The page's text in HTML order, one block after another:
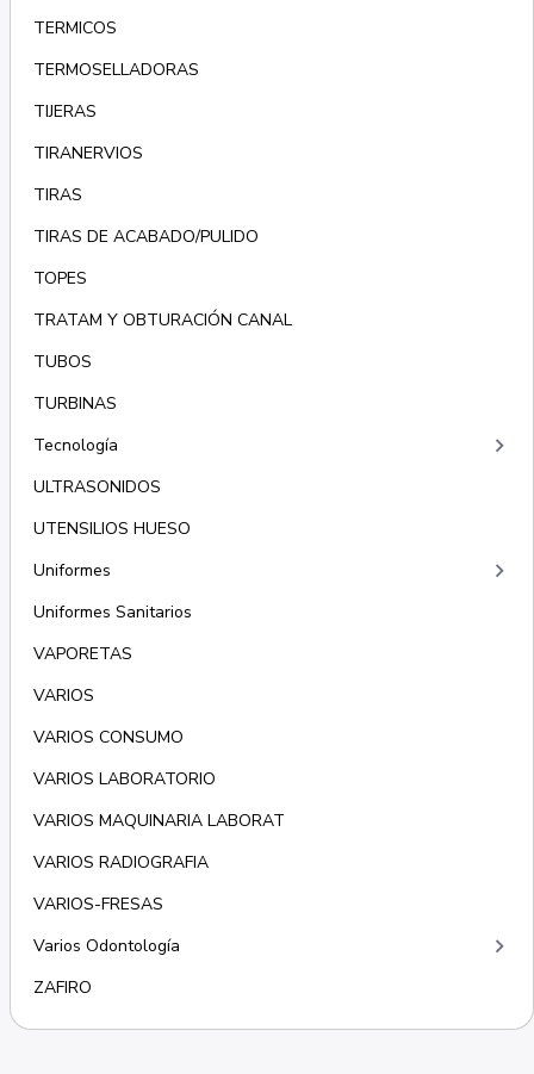
TERMICOS
TERMOSELLADORAS
TIJERAS
TIRANERVIOS
TIRAS
TIRAS DE ACABADO/PULIDO
TOPES
TRATAM Y OBTURACIÓN CANAL
TUBOS
TURBINAS
Tecnología
keyboard_arrow_right
ULTRASONIDOS
UTENSILIOS HUESO
Uniformes
keyboard_arrow_right
Uniformes Sanitarios
VAPORETAS
VARIOS
VARIOS CONSUMO
VARIOS LABORATORIO
VARIOS MAQUINARIA LABORAT
VARIOS RADIOGRAFIA
VARIOS-FRESAS
Varios Odontología
keyboard_arrow_right
ZAFIRO